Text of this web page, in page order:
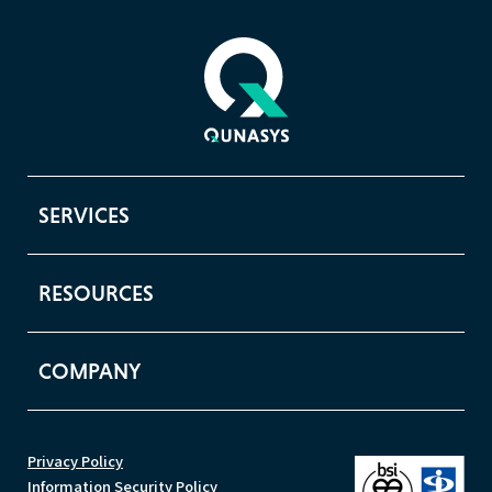
SERVICES
RESOURCES
COMPANY
Privacy Policy
Information Security Policy